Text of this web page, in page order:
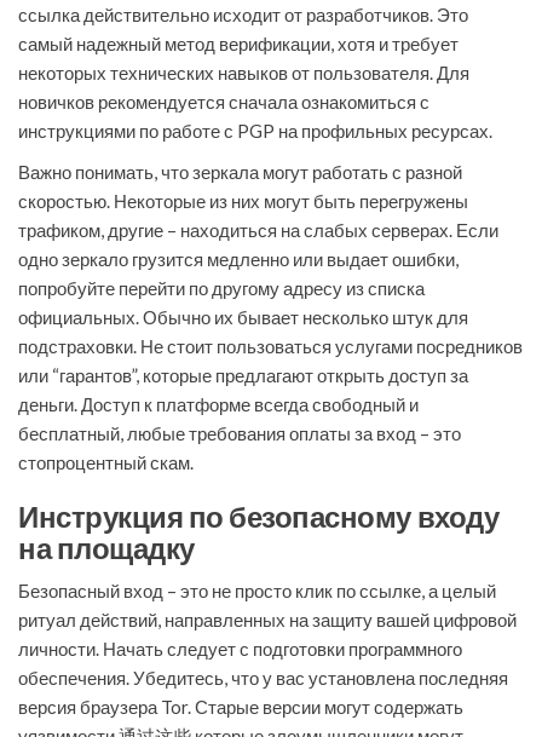
ссылка действительно исходит от разработчиков. Это
самый надежный метод верификации, хотя и требует
некоторых технических навыков от пользователя. Для
новичков рекомендуется сначала ознакомиться с
инструкциями по работе с PGP на профильных ресурсах.
Важно понимать, что зеркала могут работать с разной
скоростью. Некоторые из них могут быть перегружены
трафиком, другие – находиться на слабых серверах. Если
одно зеркало грузится медленно или выдает ошибки,
попробуйте перейти по другому адресу из списка
официальных. Обычно их бывает несколько штук для
подстраховки. Не стоит пользоваться услугами посредников
или “гарантов”, которые предлагают открыть доступ за
деньги. Доступ к платформе всегда свободный и
бесплатный, любые требования оплаты за вход – это
стопроцентный скам.
Инструкция по безопасному входу
на площадку
Безопасный вход – это не просто клик по ссылке, а целый
ритуал действий, направленных на защиту вашей цифровой
личности. Начать следует с подготовки программного
обеспечения. Убедитесь, что у вас установлена последняя
версия браузера Tor. Старые версии могут содержать